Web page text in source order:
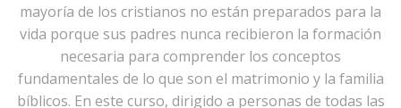
mayoría de los cristianos no están preparados para la
vida porque sus padres nunca recibieron la formación
necesaria para comprender los conceptos
fundamentales de lo que son el matrimonio y la familia
bíblicos. En este curso, dirigido a personas de todas las